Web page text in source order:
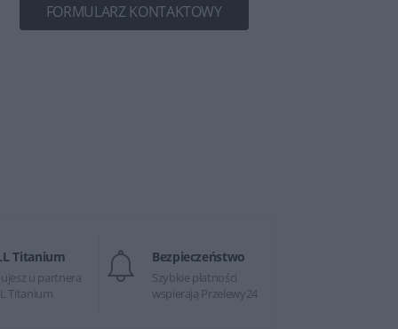
FORMULARZ KONTAKTOWY
Titanium
u partnera
Titanium
Bezpieczeństwo
Szybkie płatności
wspierają Przelewy24